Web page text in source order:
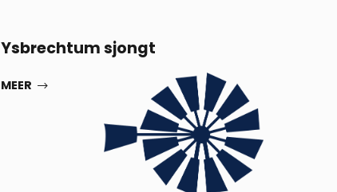
Ysbrechtum sjongt
MEER